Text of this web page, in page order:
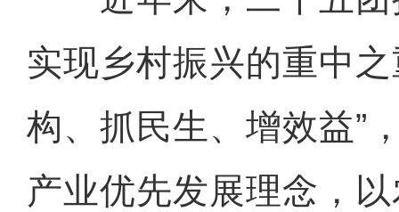
实现乡村振兴的重中
构、抓民生、增效益”
产业优先发展理念，